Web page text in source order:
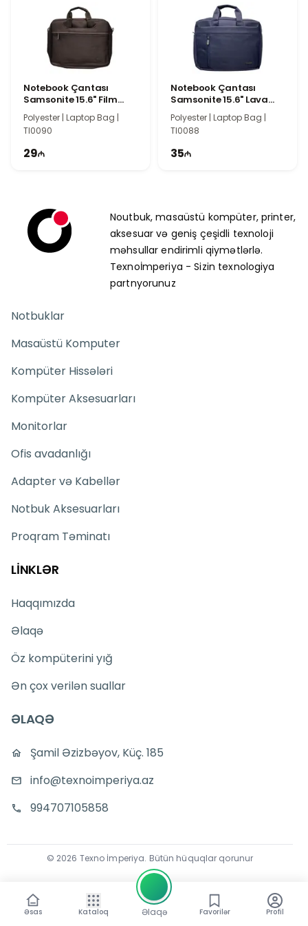
Əsas Kataloq Əlaqə Favorilər Profil
dəstəyi və funksional quruluşu ilə seçilir. 15.6 düymlük
laptop üçün rahat və təhlükəsiz çanta axtaran
istifadəçilər üçün bu model praktik və etibarlı seçimdir.
Notebook Çantası
Samsonite 15.6" Film
Noir
Polyester | Laptop Bag |
TI0090
29
Notebook Çantası
Samsonite 15.6" Lava
Stone
Polyester | Laptop Bag |
TI0088
35
Noutbuk, masaüstü kompüter, printer,
aksesuar və geniş çeşidli texnoloji
məhsullar endirimli qiymətlərlə.
Texnoİmperiya - Sizin texnologiya
partnyorunuz
Notbuklar
Masaüstü Komputer
Kompüter Hissələri
Kompüter Aksesuarları
Monitorlar
Ofis avadanlığı
Adapter və Kabellər
Notbuk Aksesuarları
Proqram Təminatı
LİNKLƏR
Haqqımızda
Əlaqə
Öz kompüterini yığ
Ən çox verilən suallar
ƏLAQƏ
Şamil Əzizbəyov, Küç. 185
info@texnoimperiya.az
994707105858
© 2026 Texno İmperiya. Bütün hüquqlar qorunur